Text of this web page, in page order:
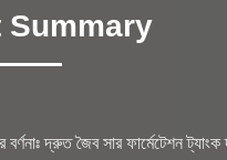
Summary
দ্রুত জৈব সার ফার্মেটেশন